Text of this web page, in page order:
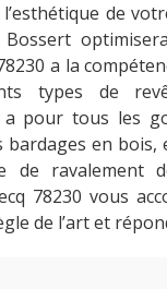
de
a la
types de
pour tous les
bardages en bois,
de ravalement
78230 vous
de l’art et